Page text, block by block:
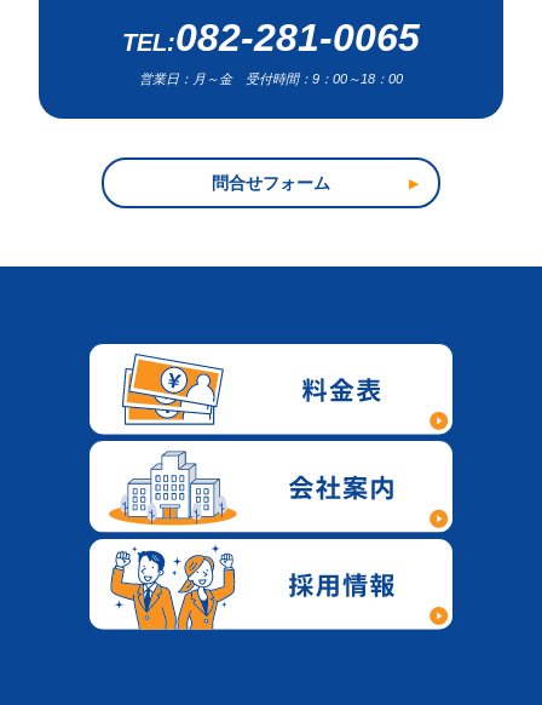
082-281-0065
営業日：月～金 受付時間：9：00～18：00
問合せフォーム